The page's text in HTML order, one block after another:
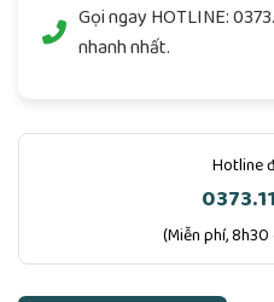
Gọi ngay HOTLINE:
nhanh nhất.
Hotline
(Miễn phí, 8h30